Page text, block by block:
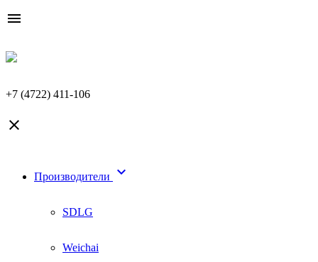

+7 (4722) 411-106

Производители 
SDLG
Weichai